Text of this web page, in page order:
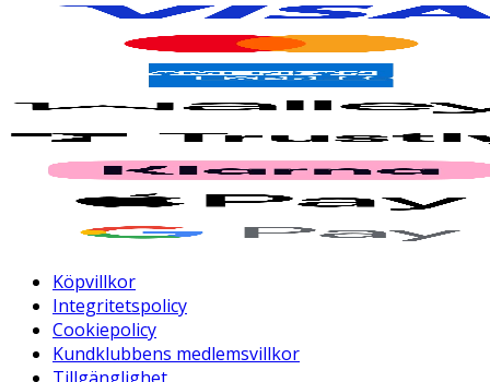
Köpvillkor
Integritetspolicy
Cookiepolicy
Kundklubbens medlemsvillkor
Tillgänglighet